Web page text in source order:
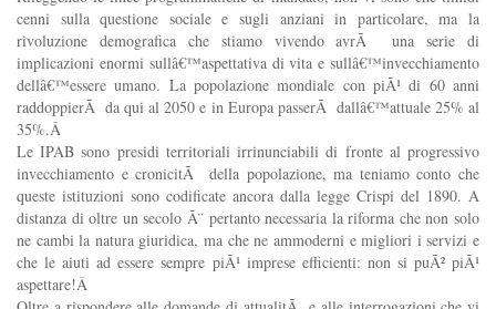
cenni sulla questione sociale e sugli anziani in particolare, ma la
rivoluzione demografica che stiamo vivendo avrÃ una serie di
implicazioni enormi sullâ€™aspettativa di vita e sullâ€™invecchiamento
dellâ€™essere umano. La popolazione mondiale con piÃ¹ di 60 anni
raddoppierÃ da qui al 2050 e in Europa passerÃ dallâ€™attuale 25% al
35%.Â
Le IPAB sono presidi territoriali irrinunciabili di fronte al progressivo
invecchiamento e cronicitÃ della popolazione, ma teniamo conto che
queste istituzioni sono codificate ancora dalla legge Crispi del 1890. A
distanza di oltre un secolo Ã¨ pertanto necessaria la riforma che non solo
ne cambi la natura giuridica, ma che ne ammoderni e migliori i servizi e
che le aiuti ad essere sempre piÃ¹ imprese efficienti: non si puÃ² piÃ¹
aspettare!Â